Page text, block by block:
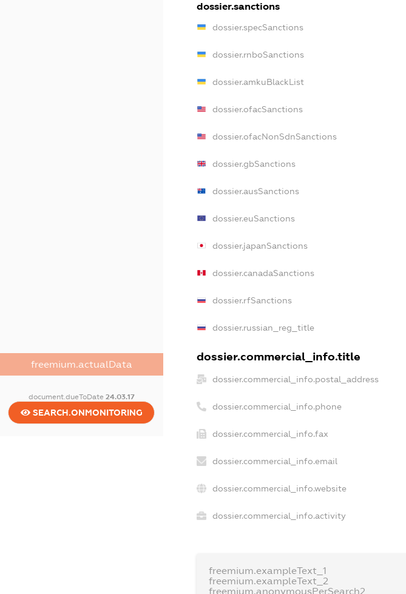
freemium.actualData
document.dueToDate 24.03.17
SEARCH.ONMONITORING
dossier.sanctions
dossier.specSanctions
dossier.rnboSanctions
dossier.amkuBlackList
dossier.ofacSanctions
dossier.ofacNonSdnSanctions
dossier.gbSanctions
dossier.ausSanctions
dossier.euSanctions
dossier.japanSanctions
dossier.canadaSanctions
dossier.rfSanctions
dossier.russian_reg_title
dossier.commercial_info.title
dossier.commercial_info.postal_address
dossier.commercial_info.phone
dossier.commercial_info.fax
dossier.commercial_info.email
dossier.commercial_info.website
dossier.commercial_info.activity
freemium.exampleText_1
freemium.exampleText_2
freemium.anonymousPerSearch2